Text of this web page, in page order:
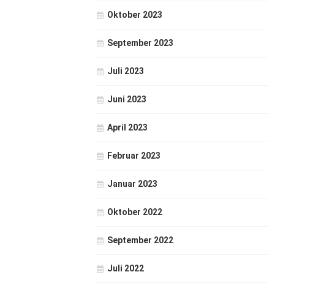
Oktober 2023
September 2023
Juli 2023
Juni 2023
April 2023
Februar 2023
Januar 2023
Oktober 2022
September 2022
Juli 2022